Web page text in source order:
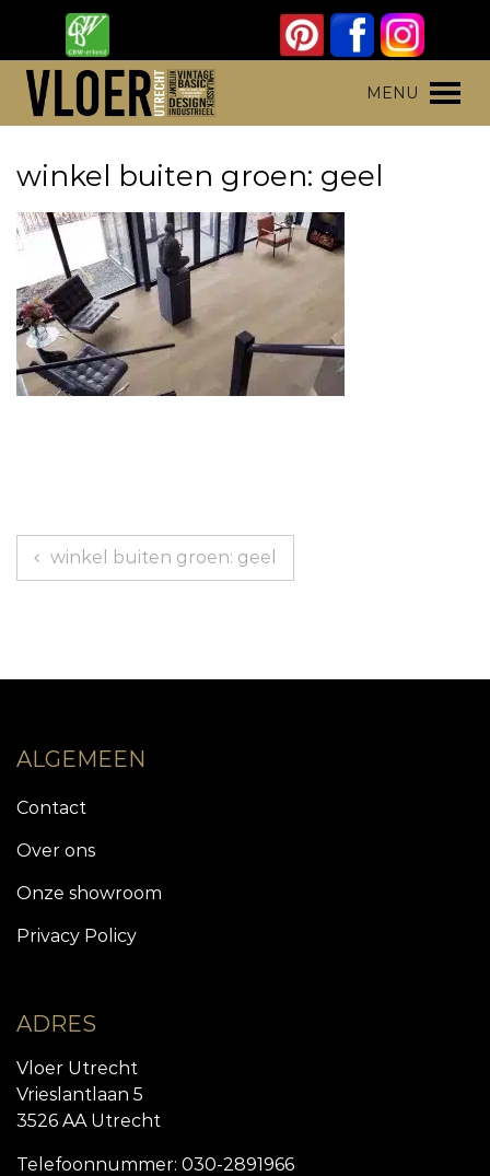
content
MENU
winkel buiten groen: geel
Berichtnavigatie
winkel buiten groen: geel
ALGEMEEN
Contact
Over ons
Onze showroom
Privacy Policy
ADRES
Vloer Utrecht
Vrieslantlaan 5
3526 AA Utrecht
Telefoonnummer: 030-2891966